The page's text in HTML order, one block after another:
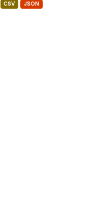
CSV JSON